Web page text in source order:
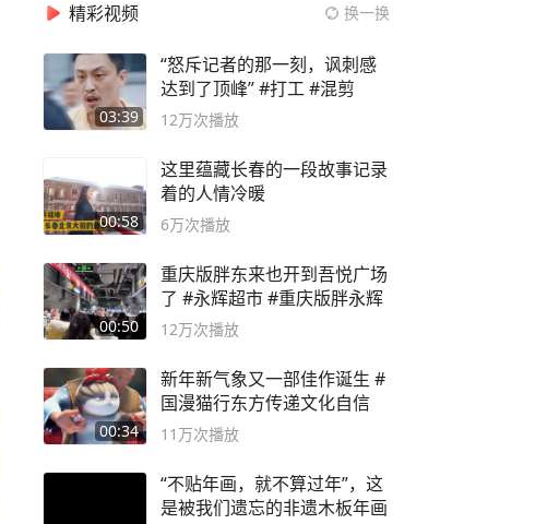
精彩视频 换一换
03:39
“怒斥记者的那一刻，讽刺感
达到了顶峰” #打工 #混剪
12万次播放
00:58
这里蕴藏长春的一段故事记录
着的人情冷暖
6万次播放
00:50
重庆版胖东来也开到吾悦广场
了 #永辉超市 #重庆版胖永辉
12万次播放
00:34
新年新气象又一部佳作诞生 #
国漫猫行东方传递文化自信
11万次播放
“不贴年画，就不算过年”，这
是被我们遗忘的非遗木板年画